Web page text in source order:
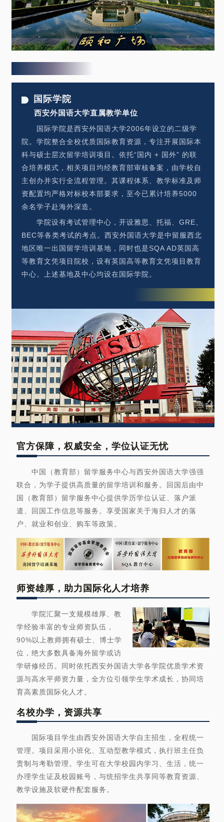
国际学院
西安外国语大学直属教学单位
国际学院是西安外国语大学2006年设立的二级学
院。学院整合全校优质国际教育资源，专注开展国际本
科与硕士层次留学培训项目。依托“国内 + 国外” 的联
合培养模式，相关项目均经教育部审核备案，由学校自
主创办并实行全流程管理。其课程体系、教学标准及师
资配置均严格对标校本部要求，至今已累计培养5000
余名学子赴海外深造。
学院设有考试管理中心，开设雅思、托福、GRE、
BEC等各类考试的考点。西安外国语大学是中留服西北
地区唯一出国留学培训基地，同时也是SQA AD英国高
等教育文凭项目院校，设有英国高等教育文凭项目教育
中心。上述基地及中心均设在国际学院。
官方保障，权威安全，学位认证无忧
中国（教育部）留学服务中心与西安外国语大学强强
联合，为学子提供高质量的留学培训和服务。回国后由中
国（教育部）留学服务中心提供学历学位认证、落户派
遣、回国工作信息等服务。享受国家关于海归人才的落
户、就业和创业、购车等政策。
师资雄厚，助力国际化人才培养
学院汇聚一支规模雄厚、教
学经验丰富的专业师资队伍，
90%以上教师拥有硕士、博士学
位，绝大多数具备海外留学或访
学研修经历。同时依托西安外国语大学各学院优质学术资
源与高水平师资力量，全方位引领学生学术成长，协同培
育高素质国际化人才。
名校办学，资源共享
国际项目学生由西安外国语大学自主招生，全程统一
管理。项目采用小班化、互动型教学模式，执行班主任负
责制与考勒管理。学生可在大学校园内学习、生活，统一
办理学生证及校园账号，与统招学生共享同等教育资源、
教学设施及软硬件配套服务。